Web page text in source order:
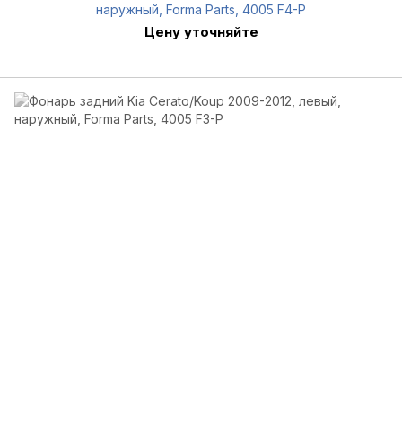
наружный, Forma Parts, 4005 F4-P
Цену уточняйте